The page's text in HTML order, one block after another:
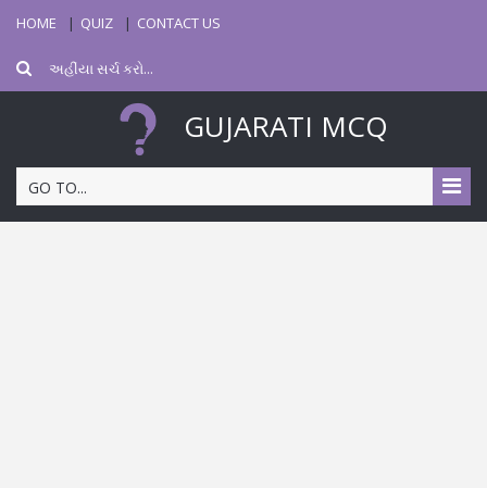
HOME QUIZ CONTACT US
GUJARATI MCQ
GO TO...